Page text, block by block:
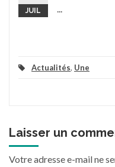
JUIL
Actualités, Une
Laisser un
Votre adresse e-mail ne